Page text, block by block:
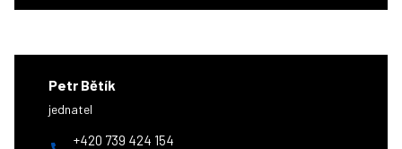
Petr Bětík
jednatel
+420 739 424 154